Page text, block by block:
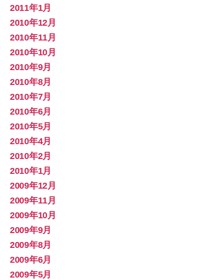
2011年1月
2010年12月
2010年11月
2010年10月
2010年9月
2010年8月
2010年7月
2010年6月
2010年5月
2010年4月
2010年2月
2010年1月
2009年12月
2009年11月
2009年10月
2009年9月
2009年8月
2009年6月
2009年5月